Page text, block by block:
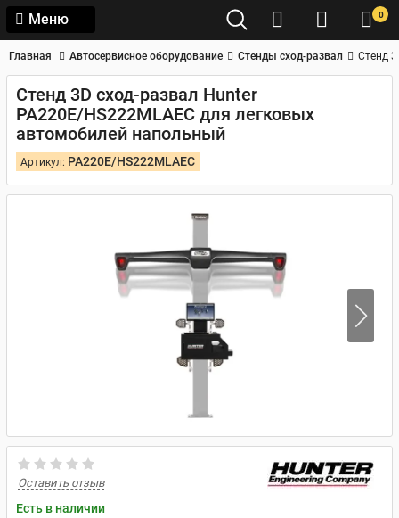
Меню 0
Главная Автосервисное оборудование Стенды сход-развал Стенд
Стенд 3D сход-развал Hunter
PA220E/HS222MLAEC для легковых
автомобилей напольный
Артикул: PA220E/HS222MLAEC
Оставить отзыв
Есть в наличии